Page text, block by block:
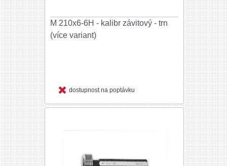
M 210x6-6H - kalibr závitový - trn
(více variant)
dostupnost na poptávku